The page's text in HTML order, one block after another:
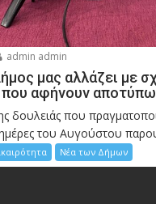
admin admin
μας αλλάζει με
που αφήνουν
δουλειάς που
ημέρες του Αυγούστου
Νέα των Δήμων